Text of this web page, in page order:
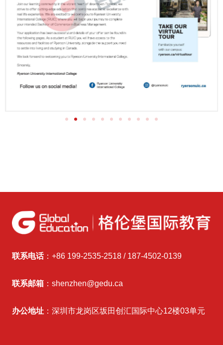
联系电话：+86 199-2535-2518 / 187-4502-0139
联系邮箱 ：shenzhen@gedu.ca
办公地址 ：深圳市龙岗区坂田创汇国际中心12楼03单元